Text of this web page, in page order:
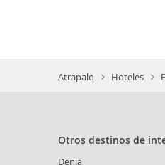
Atrapalo Hoteles
Otros destinos de
Denia